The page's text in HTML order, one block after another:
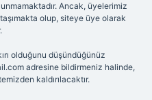
Ancak, üyelerimiz
olup, siteye üye olarak
olduğunu düşündüğünüz
adresine bildirmeniz halinde,
kaldırılacaktır.